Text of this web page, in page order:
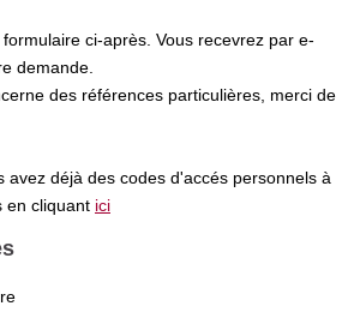
CONTACT
ci-après. Vous recevrez par e-
demande.
des références particulières, merci de
avez déjà des codes d'accés personnels à
en cliquant ici